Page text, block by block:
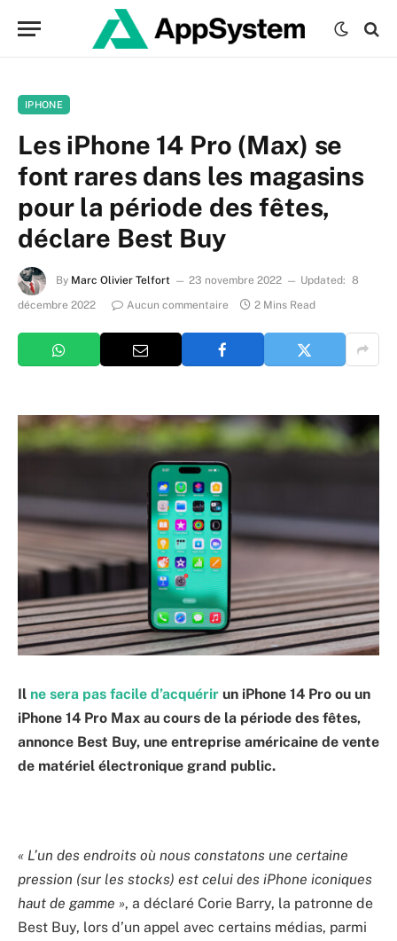
IPHONE
Les iPhone 14 Pro (Max) se
font rares dans les magasins
pour la période des fêtes,
déclare Best Buy
By Marc Olivier Telfort 23 novembre 2022 Updated: 8
décembre 2022
Aucun commentaire 2 Mins Read
Il ne sera pas facile d’acquérir un iPhone 14 Pro ou un
iPhone 14 Pro Max au cours de la période des fêtes,
annonce Best Buy, une entreprise américaine de vente
de matériel électronique grand public.
« L’un des endroits où nous constatons une certaine
pression (sur les stocks) est celui des iPhone iconiques
haut de gamme », a déclaré Corie Barry, la patronne de
Best Buy, lors d’un appel avec certains médias, parmi